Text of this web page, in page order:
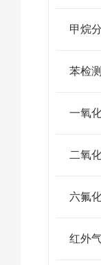
甲烷
苯检
一氧
二氧
六氟
红外